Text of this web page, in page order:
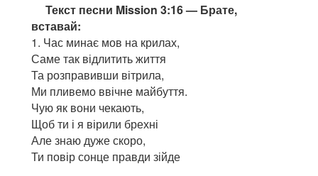
Текст песни Mission 3:16 — Брате,
вставай:
1. Час минає мов на крилах,
Саме так відлитить життя
Та розправивши вітрила,
Ми пливемо ввічне майбуття.
Чую як вони чекають,
Щоб ти і я вірили брехні
Але знаю дуже скоро,
Ти повір сонце правди зійде